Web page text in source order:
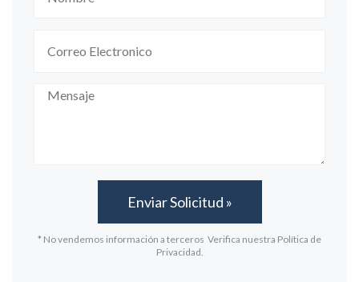
* No vendemos información a terceros Verifica nuestra Política de
Privacidad.